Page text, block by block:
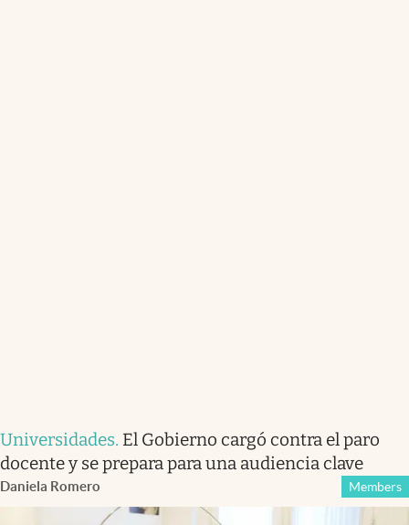
Universidades. El Gobierno cargó contra el paro
docente y se prepara para una audiencia clave
Daniela Romero Members